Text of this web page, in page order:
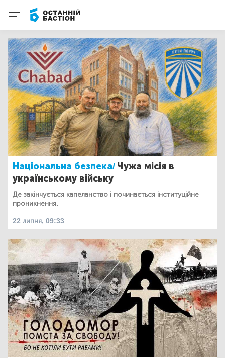
Національна безпека/ Чужа місія в
українському війську
Де закінчується капеланство і починається інституційне
проникнення.
22 липня, 09:33